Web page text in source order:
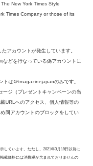
New York Times Style
Times Company or those of its
アカウントが発生しています。
などを行なっている偽アカウントに
トは＠tmagazinejapanのみです。
ージ（プレゼントキャンペーンの当
URLへのアクセス、個人情報等の
同アカウントのブロックをしてい
ています。ただし、2021年3月18日以前に
載価格には消費税が含まれておりませんの